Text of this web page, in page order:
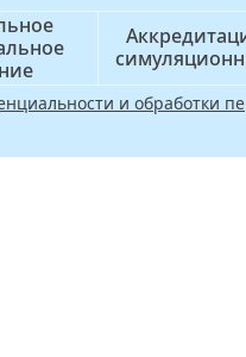
и обработки